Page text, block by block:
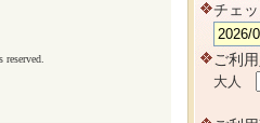
チェ
ご利
大人